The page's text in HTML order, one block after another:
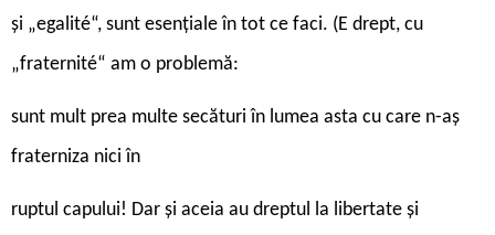
și „egalité“, sunt esențiale în tot ce faci. (E drept, cu
„fraternité“ am o problemă:
sunt mult prea multe secături în lumea asta cu care n-aș
fraterniza nici în
ruptul capului! Dar și aceia au dreptul la libertate și